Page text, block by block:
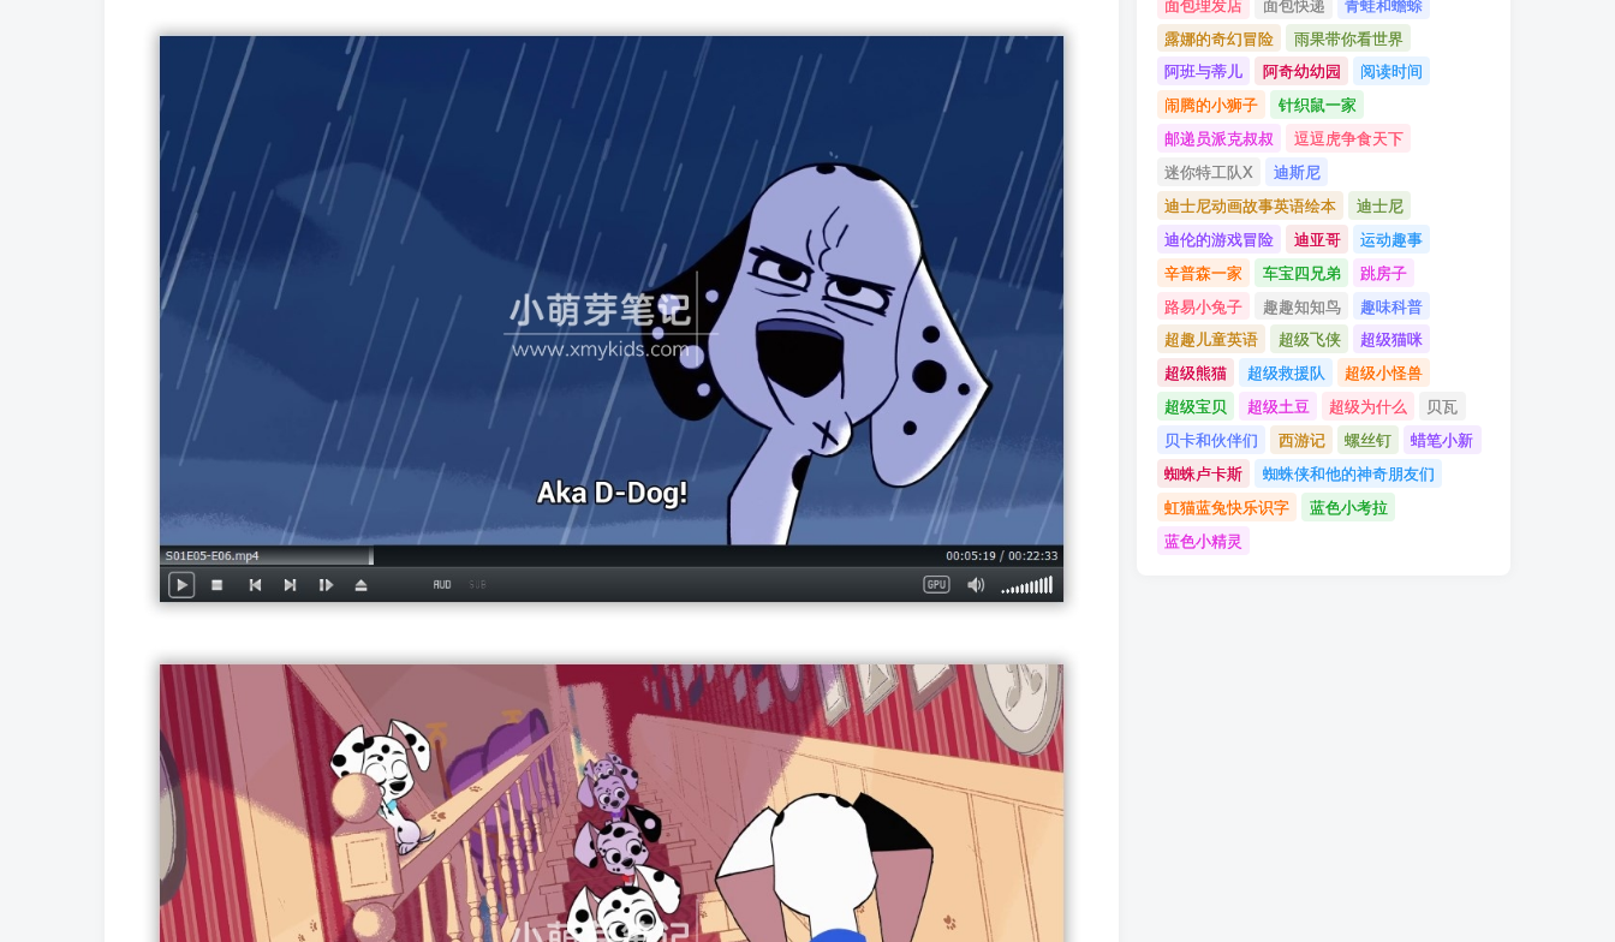
露娜的奇幻冒险
雨果带你看世界
阿班与蒂儿
阿奇幼幼园
阅读时间
闹腾的小狮子
针织鼠一家
邮递员派克叔叔
逗逗虎争食天下
迷你特工队X
迪斯尼
迪士尼动画故事英语绘本
迪士尼
迪伦的游戏冒险
迪亚哥
运动趣事
辛普森一家
车宝四兄弟
跳房子
路易小兔子
趣趣知知鸟
趣味科普
超趣儿童英语
超级飞侠
超级猫咪
超级熊猫
超级救援队
超级小怪兽
超级宝贝
超级土豆 超级为什么
贝瓦
贝卡和伙伴们
西游记 螺丝钉
蜡笔小新
蜘蛛卢卡斯
蜘蛛侠和他的神奇朋友们
虹猫蓝兔快乐识字
蓝色小考拉
蓝色小精灵